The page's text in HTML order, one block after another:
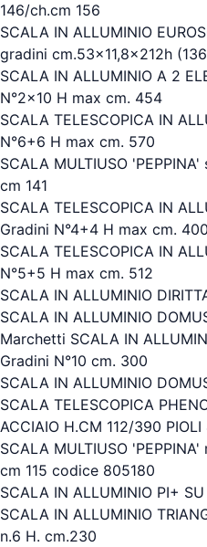
146/ch.cm 156
SCALA IN ALLUMINIO
gradini cm.53x11,8x212h
SCALA IN ALLUMINIO A 2
N°2x10 H max cm. 454
SCALA TELESCOPICA IN
N°6+6 H max cm. 570
SCALA MULTIUSO
cm 141
SCALA TELESCOPICA IN
Gradini N°4+4 H max cm. 400
SCALA TELESCOPICA IN
N°5+5 H max cm. 512
SCALA IN ALLUMINIO
SCALA IN ALLUMINIO
Marchetti SCALA IN
Gradini N°10 cm. 300
SCALA IN ALLUMINIO
SCALA TELESCOPICA
ACCIAIO H.CM 112/390
SCALA MULTIUSO
cm 115 codice 805180
SCALA IN ALLUMINIO PI+
SCALA IN ALLUMINIO
n.6 H. cm.230